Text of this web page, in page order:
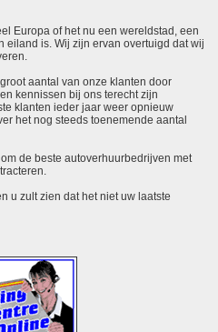
Europa of het nu een wereldstad, een
eiland is. Wij zijn ervan overtuigd dat wij
aantal van onze klanten door
kennissen bij ons terecht zijn
klanten ieder jaar weer opnieuw
het nog steeds toenemende aantal
de beste autoverhuurbedrijven met
u zult zien dat het niet uw laatste